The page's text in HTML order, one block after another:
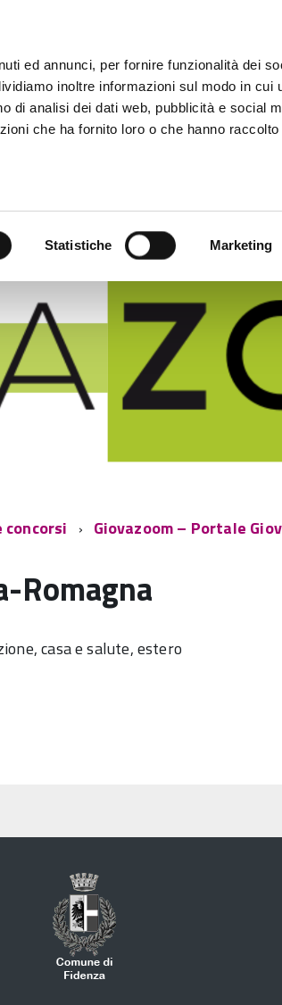
ed annunci, per fornire funzionalità dei
inoltre informazioni sul modo in cui
di analisi dei dati web, pubblicità e social
che ha fornito loro o che hanno raccolto
Statistiche Marketing
Notizie
concorsi Giovazoom – Portale
Romagna
casa e salute, estero